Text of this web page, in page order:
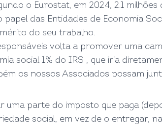
o Eurostat, em 2024, 2.1
das Entidades de Economia
do seu trabalho.
volta a promover uma
social 1% do IRS , que iria
os nossos Associados possam
parte do imposto que paga
social, em vez de o entregar,